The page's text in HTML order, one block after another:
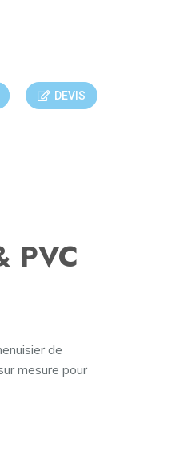
DEVIS
PVC
de
mesure pour